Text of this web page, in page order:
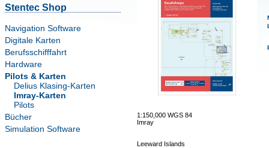
Stentec Shop
Navigation Software
Digitale Karten
Berufsschifffahrt
Hardware
Pilots & Karten
Delius Klasing-Karten
Imray-Karten
Pilots
Bücher
Simulation Software
1:150,000 WGS 84
Imray
Leeward Islands